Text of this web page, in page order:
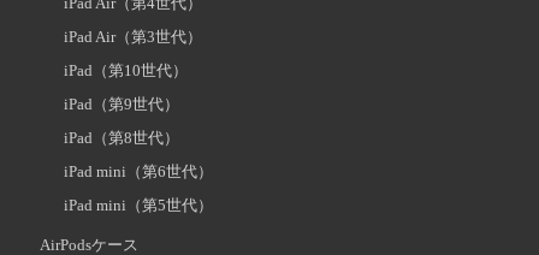
iPad Air（第4世代）
iPad Air（第3世代）
iPad（第10世代）
iPad（第9世代）
iPad（第8世代）
iPad mini（第6世代）
iPad mini（第5世代）
AirPodsケース